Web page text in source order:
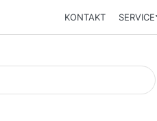
KONTAKT SERVICE